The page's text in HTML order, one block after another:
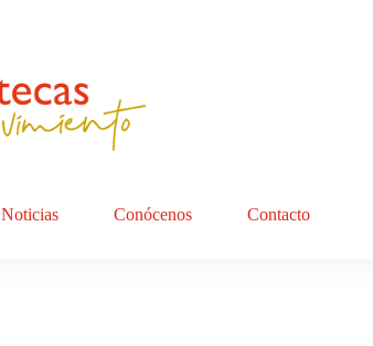
Noticias Conócenos Contacto